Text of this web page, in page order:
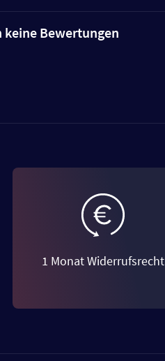
keine Bewertungen
1 Monat Widerrufsrecht